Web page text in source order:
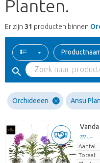
Planten.
Er zijn 31 producten binnen
Orchideeen Ansu
??? -,--
Prijs
Aantal
Totaal: